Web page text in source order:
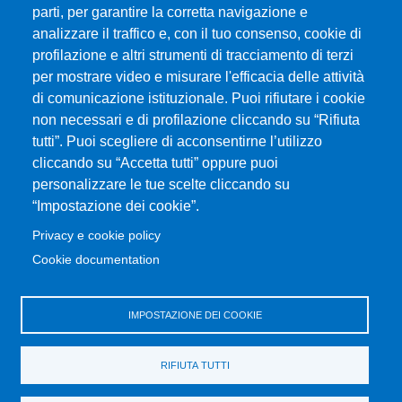
parti, per garantire la corretta navigazione e
analizzare il traffico e, con il tuo consenso, cookie di
profilazione e altri strumenti di tracciamento di terzi
per mostrare video e misurare l'efficacia delle attività
di comunicazione istituzionale. Puoi rifiutare i cookie
non necessari e di profilazione cliccando su “Rifiuta
tutti”. Puoi scegliere di acconsentirne l’utilizzo
cliccando su “Accetta tutti” oppure puoi
personalizzare le tue scelte cliccando su
“Impostazione dei cookie”.
Privacy e cookie policy
Cookie documentation
IMPOSTAZIONE DEI COOKIE
RIFIUTA TUTTI
Università degli Studi di Messina
Piazza Pugliatti, 1 - 98122 Messina
Cod. Fiscale 80004070837
P.IVA 00724160833
Centralino: 090 676 1
MENÙ SOCIAL
MENÙ FOOTER 1
Accessibilità
Mappa del sito
Privacy e cookie policy
Rivedi le tue scelte sui cookie
Amministrazione trasparente
Servizi per disabilità e DSA